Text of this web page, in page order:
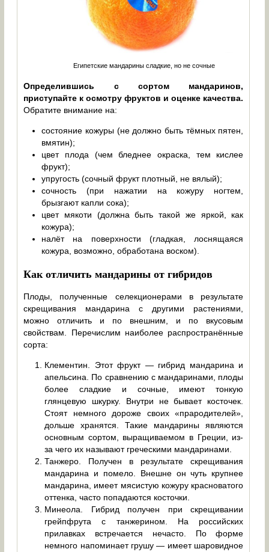
Египетские мандарины сладкие, но не сочные
Определившись с сортом мандаринов,
приступайте к осмотру фруктов и оценке качества.
Обратите внимание на:
состояние кожуры (не должно быть тёмных пятен,
вмятин);
цвет плода (чем бледнее окраска, тем кислее
фрукт);
упругость (сочный фрукт плотный, не вялый);
сочность (при нажатии на кожуру ногтем,
брызгают капли сока);
цвет мякоти (должна быть такой же яркой, как
кожура);
налёт на поверхности (гладкая, лоснящаяся
кожура, возможно, обработана воском).
Как отличить мандарины от гибридов
Плоды, полученные селекционерами в результате
скрещивания мандарина с другими растениями,
можно отличить и по внешним, и по вкусовым
свойствам. Перечислим наиболее распространённые
сорта:
Клементин. Этот фрукт — гибрид мандарина и
апельсина. По сравнению с мандаринами, плоды
более сладкие и сочные, имеют тонкую
глянцевую шкурку. Внутри не бывает косточек.
Стоят немного дороже своих «прародителей»,
дольше хранятся. Такие мандарины являются
основным сортом, выращиваемом в Греции, из-
за чего их называют греческими мандаринами.
Танжеро. Получен в результате скрещивания
мандарина и помело. Внешне он чуть крупнее
мандарина, имеет мясистую кожуру красноватого
оттенка, часто попадаются косточки.
Минеола. Гибрид получен при скрещивании
грейпфрута с танжерином. На российских
прилавках встречается нечасто. По форме
немного напоминает грушу — имеет шаровидное